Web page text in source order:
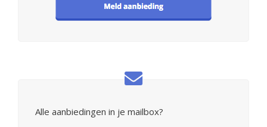
Alle aanbiedingen in je mailbox?